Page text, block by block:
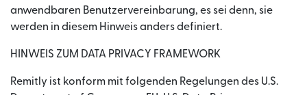
anwendbaren Benutzervereinbarung, es sei denn, sie
werden in diesem Hinweis anders definiert.
HINWEIS ZUM DATA PRIVACY FRAMEWORK
Remitly ist konform mit folgenden Regelungen des U.S.